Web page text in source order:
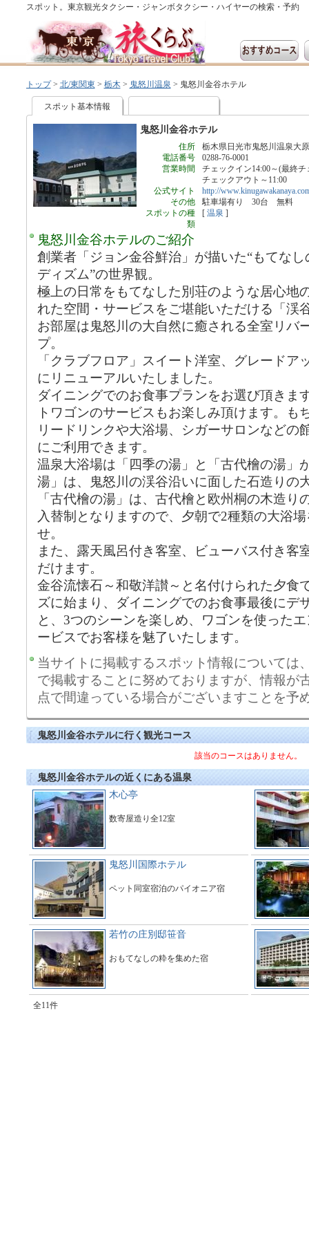
スポット。東京観光タクシー・ジャンボタクシー・ハイヤーの検索・予約
トップ> 北/東関東 > 栃木> 鬼怒川温泉 > 鬼怒川金谷ホテル
スポット基本情報
鬼怒川金谷ホテル
住所
栃木県日光市鬼怒川温泉大
電話番号
0288-76-0001
営業時間
チェックイン14:00～(最終チ
チェックアウト～11:00
公式サイト
http://
その他
駐車場有り 30台 無料
スポットの種
類
[ 温泉 ]
鬼怒川金谷ホテルのご紹介
創業者「ジョン金谷鮮治」が描いた“もてな
ディズム”の世界観。
極上の日常をもてなした別荘のような居心地
れた空間・サービスをご堪能いただける「渓
お部屋は鬼怒川の大自然に癒される全室リバ
プ。
「クラブフロア」スイート洋室、グレードア
にリニューアルいたしました。
ダイニングでのお食事プランをお選び頂きま
トワゴンのサービスもお楽しみ頂けます。も
リードリンクや大浴場、シガーサロンなどの
にご利用できます。
温泉大浴場は「四季の湯」と「古代檜の湯」
湯」は、鬼怒川の渓谷沿いに面した石造りの
「古代檜の湯」は、古代檜と欧州桐の木造り
入替制となりますので、夕朝で2種類の大浴
せ。
また、露天風呂付き客室、ビューバス付き客
だけます。
金谷流懐石～和敬洋讃～と名付けられた夕食
ズに始まり、ダイニングでのお食事最後にデ
と、3つのシーンを楽しめ、ワゴンを使った
ービスでお客様を魅了いたします。
当サイトに掲載するスポット情報については
で掲載することに努めておりますが、情報が
点で間違っている場合がございますことを予
鬼怒川金谷ホテルに行く観光コース
該当のコースはありません。
鬼怒川金谷ホテルの近くにある温泉
木心亭
数寄屋造り全12室
鬼怒川国際ホテル
ペット同室宿泊のパイオニア宿
若竹の庄別邸笹音
おもてなしの粋を集めた宿
全11件